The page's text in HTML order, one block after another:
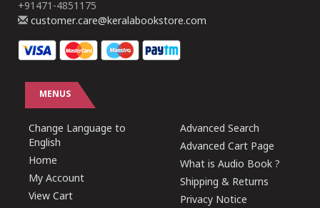
+91471-4851175
customer.care@keralabookstore.com
MENUS
Change Language to
English
Home
My Account
View Cart
Advanced Search
Advanced Cart Page
What is Audio Book ?
Shipping & Returns
Privacy Notice